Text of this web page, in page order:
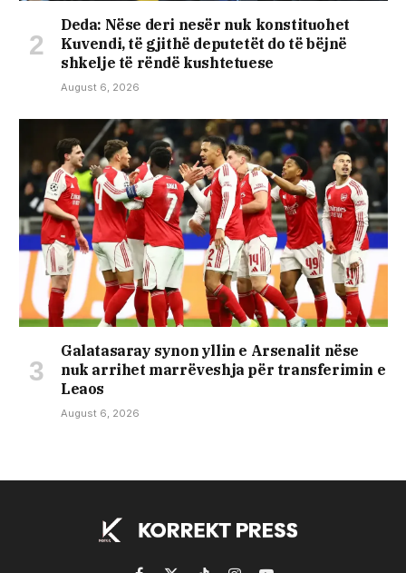
Deda: Nëse deri nesër nuk konstituohet
Kuvendi, të gjithë deputetët do të bëjnë
shkelje të rëndë kushtetuese
August 6, 2026
Galatasaray synon yllin e Arsenalit nëse
nuk arrihet marrëveshja për transferimin e
Leaos
August 6, 2026